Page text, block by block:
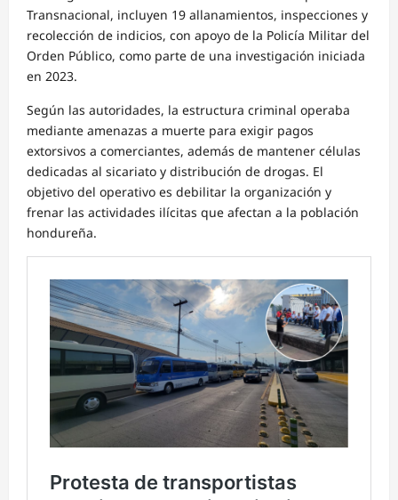
Transnacional, incluyen 19 allanamientos, inspecciones y
recolección de indicios, con apoyo de la Policía Militar del
Orden Público, como parte de una investigación iniciada
en 2023.
Según las autoridades, la estructura criminal operaba
mediante amenazas a muerte para exigir pagos
extorsivos a comerciantes, además de mantener células
dedicadas al sicariato y distribución de drogas. El
objetivo del operativo es debilitar la organización y
frenar las actividades ilícitas que afectan a la población
hondureña.